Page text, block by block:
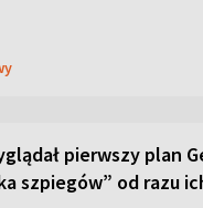
pierwszy plan
szpiegów” od razu